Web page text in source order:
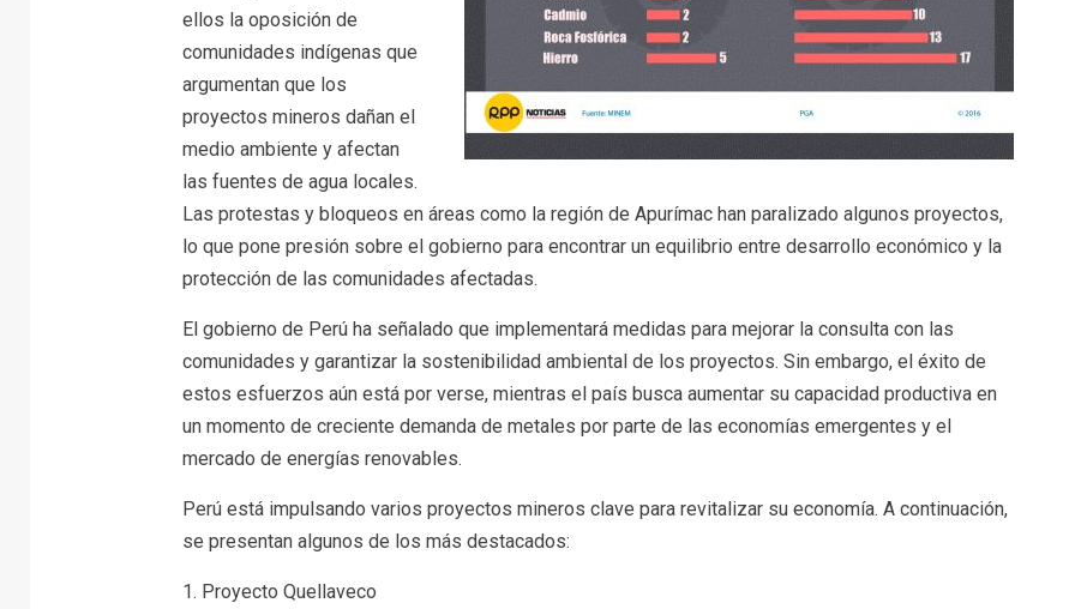
ellos la oposición de
comunidades indígenas que
argumentan que los
proyectos mineros dañan el
medio ambiente y afectan
las fuentes de agua locales.
Las protestas y bloqueos en áreas como la región de Apurímac han paralizado algunos proyectos,
lo que pone presión sobre el gobierno para encontrar un equilibrio entre desarrollo económico y la
protección de las comunidades afectadas.
El gobierno de Perú ha señalado que implementará medidas para mejorar la consulta con las
comunidades y garantizar la sostenibilidad ambiental de los proyectos. Sin embargo, el éxito de
estos esfuerzos aún está por verse, mientras el país busca aumentar su capacidad productiva en
un momento de creciente demanda de metales por parte de las economías emergentes y el
mercado de energías renovables.
Perú está impulsando varios proyectos mineros clave para revitalizar su economía. A continuación,
se presentan algunos de los más destacados:
1. Proyecto Quellaveco